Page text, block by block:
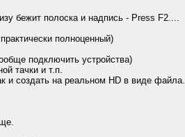
бежит полоска и надпись - Press F2....
полноценный)
подключить устройства)
тачки и т.п.
и создать на реальном HD в виде файла.